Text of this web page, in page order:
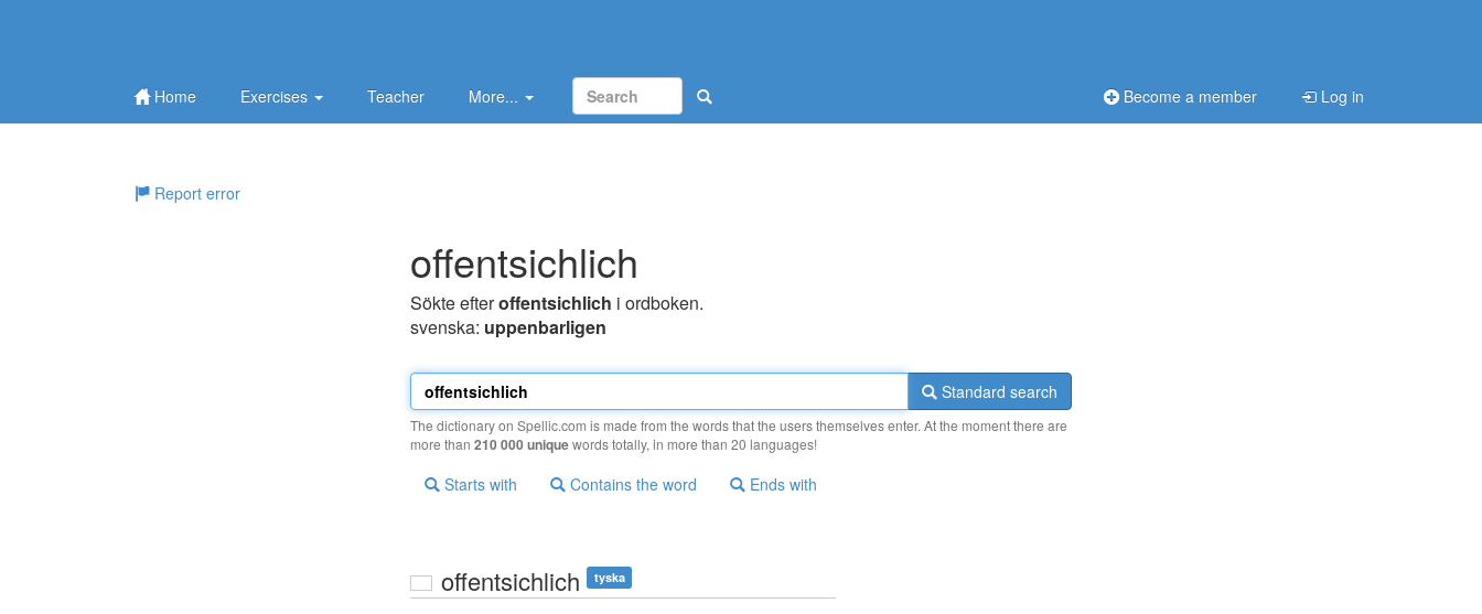
Home Exercises Teacher More... Become a member Log in
Report error
offentsichlich
Sökte efteroffentsichlich i ordboken.
svenska: uppenbarligen
Standard search
The dictionary on Spellic.com is made from the words that the users themselves enter. At the moment there are
more than 210 000 uniquewords totally, in more than 20 languages!
Starts with Contains the word Ends with
offentsichlich tyska